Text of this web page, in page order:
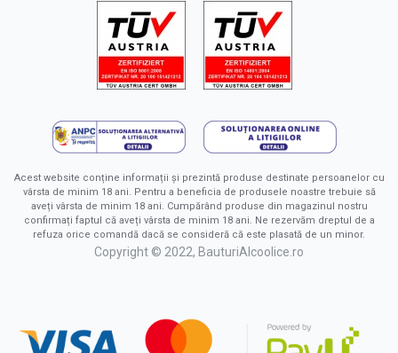
Acest website conține informații și prezintă produse destinate persoanelor cu
vârsta de minim 18 ani. Pentru a beneficia de produsele noastre trebuie să
aveți vârsta de minim 18 ani. Cumpărând produse din magazinul nostru
confirmați faptul că aveți vârsta de minim 18 ani. Ne rezervăm dreptul de a
refuza orice comandă dacă se consideră că este plasată de un minor.
Copyright © 2022, BauturiAlcoolice.ro